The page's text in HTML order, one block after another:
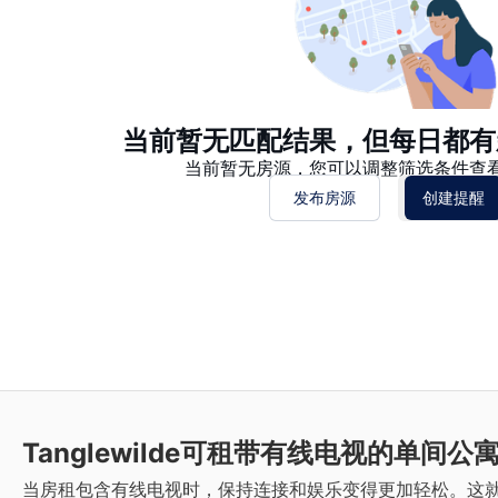
当前暂无匹配结果，但每日都
当前暂无房源，您可以调整筛选条件查
发布房源 创建提醒
Tanglewilde可租带有线电视的单间公
当房租包含有线电视时，保持连接和娱乐变得更加轻松。这